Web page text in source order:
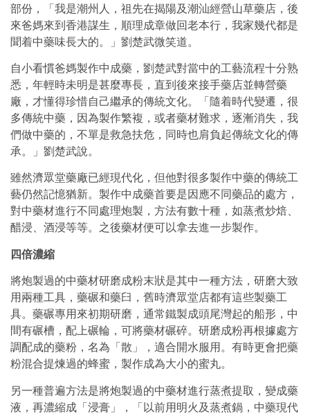
部份，「我是潮州人，祖先在揭陽及潮汕經營山草藥店，後
來爸媽來到香港謀生，順理成章做回老本行，我家幾代都是
聞着中藥味長大的。」劉楚武微笑道。
自小看慣爸媽製作中成藥，劉楚武對當中的工藝流程十分熟
悉，年輕時未明是甚麼專長，直到後來接手藥店並轉營藥
廠，才懂得珍惜自己繼承的傳統文化。「隨着時代變遷，很
多傳統中藥，因為製作繁複，或者藥材難求，逐漸消失，我
們做中藥的，不單是救急扶危，同時也肩負起傳統文化的傳
承。」劉楚武說。
雖然濟眾堂藥廠已經現代化，但他對很多製作中藥的傳統工
藝仍然記憶猶新。製作中成藥首要是因應不同藥品的處方，
對中藥材進行不同處理炮製，方法有數十種，如蒸煮炒焙、
醋浸、酒浸等等。之後藥材便可以拿去進一步製作。
四倍濃縮
將炮製過的中藥材研磨成粉末狀是其中一種方法，研磨大致
用兩種工具，藥碾和藥臼，舊時濟眾堂店都有這些製藥工
具。藥碾專用來初期研磨，通常鐵製成頭尾灣起的船形，中
間有碾槽，配上碾輪，可將藥材碾碎。研磨成粉再根據處方
調配成的藥粉，名為「散」，適合開水服用。有時更會把藥
粉混合提煉過的蜂蜜，製作成為大小的蜜丸。
另一種普遍方法是將炮製過的中藥材進行蒸煮提取，變成藥
液，再濃縮成「浸膏」，「以前用明火及蒸煮鍋，中藥現代